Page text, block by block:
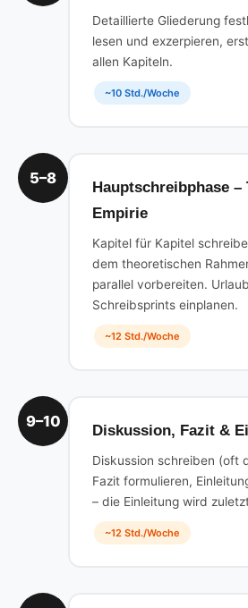
Detaillierte Gliederung
lesen und exzerpieren,
allen Kapiteln.
~10 Std./Woche
5–8
Hauptschreibphase –
Empirie
Kapitel für Kapitel
dem theoretischen
parallel vorbereiten.
Schreibsprints einplanen.
~12 Std./Woche
9–10 Diskussion, Fazit &
Diskussion schreiben (oft
Fazit formulieren,
– die Einleitung wird
~12 Std./Woche